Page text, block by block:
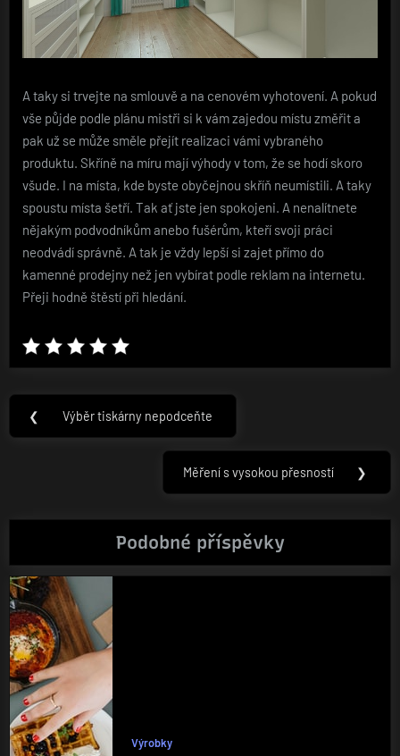
A taky si trvejte na smlouvě a na cenovém vyhotovení. A pokud
vše půjde podle plánu mistři si k vám zajedou místu změřit a
pak už se může směle přejít realizaci vámi vybraného
produktu. Skříně na míru mají výhody v tom, že se hodí skoro
všude. I na místa, kde byste obyčejnou skříň neumístili. A taky
spoustu místa šetří. Tak ať jste jen spokojeni. A nenalítnete
nějakým podvodníkům anebo fušérům, kteří svoji práci
neodvádí správně. A tak je vždy lepší si zajet přímo do
kamenné prodejny než jen vybírat podle reklam na internetu.
Přeji hodně štěstí při hledání.
Navigace
pro
❮
Previous
Výběr tiskárny nepodceňte
Next
Měření s vysokou přesností ❯
Podobné příspěvky
Výrobky